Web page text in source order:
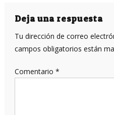
entradas
Deja una respuesta
Tu dirección de correo
campos obligatorios están
Comentario *